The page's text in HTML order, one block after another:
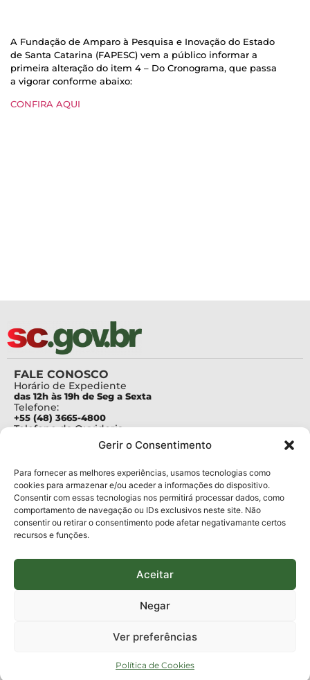
Gerir o Consentimento
Para fornecer as melhores experiências, usamos tecnologias como
cookies para armazenar e/ou aceder a informações do dispositivo.
Consentir com essas tecnologias nos permitirá processar dados, como
comportamento de navegação ou IDs exclusivos neste site. Não
consentir ou retirar o consentimento pode afetar negativamante certos
recursos e funções.
Aceitar
Negar
Ver preferências
Política de Cookies
A Fundação de Amparo à Pesquisa e Inovação do Estado
de Santa Catarina (FAPESC) vem a público informar a
primeira alteração do item 4 – Do Cronograma, que passa
a vigorar conforme abaixo:
CONFIRA AQUI
FALE CONOSCO
Horário de Expediente
das 12h às 19h de Seg a Sexta
Telefone:
+55 (48) 3665-4800
Telefone da Ouvidoria
Para assuntos relacionados à Pesquisa
pesquisa@fapesc.sc.gov.br
Para assuntos relacionados à Inovação
inovacao@fapesc.sc.gov.br
Para assuntos relacionados à Bolsas
bolsas@fapesc.sc.gov.br
Para assuntos relacionados à Prestação de Contas
Para assuntos relacionados à Plataforma
plataforma@fapesc.sc.gov.br
Jair Artur da Silva dpo@fapesc.sc.gov.br 3665-4831
km 01, Módulo 12A, Edifício Fapesc / Celta, 5° andar